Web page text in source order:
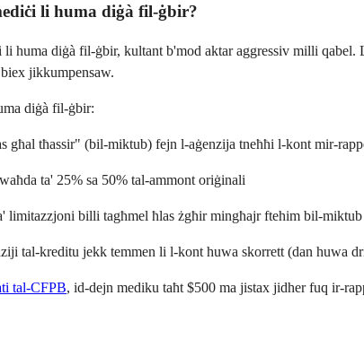
li huma diġà fil-ġbir?
huma diġà fil-ġbir, kultant b'mod aktar aggressiv milli
jikkumpensaw.
diġà fil-ġbir:
għal tħassir" (bil-miktub) fejn l-aġenzija tneħħi l-kont mir-
ta' 25% sa 50% tal-ammont oriġinali
limitazzjoni billi tagħmel ħlas żgħir mingħajr ftehim bil-miktub
tal-kreditu jekk temmen li l-kont huwa skorrett (dan huwa
tal-CFPB, id-dejn mediku taħt $500 ma jistax jidher fuq ir-